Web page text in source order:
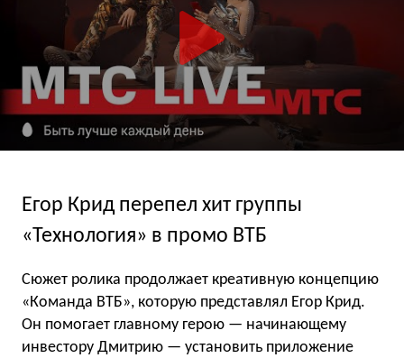
Егор Крид перепел хит группы
«Технология» в промо ВТБ
Сюжет ролика продолжает креативную концепцию
«Команда ВТБ», которую представлял Егор Крид.
Он помогает главному герою — начинающему
инвестору Дмитрию — установить приложение